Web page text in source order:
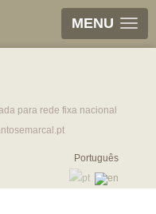
MENU
para rede fixa nacional
Português